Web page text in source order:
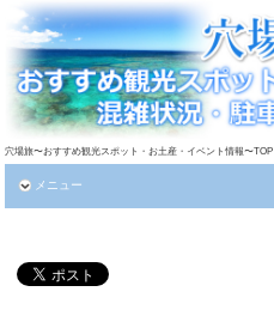
穴場旅〜おすすめ観光スポット・お土産・イベント情報〜TOP
メニュー